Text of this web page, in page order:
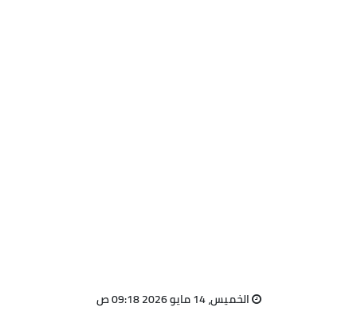
الخميس، 14 مايو 2026 09:18 ص